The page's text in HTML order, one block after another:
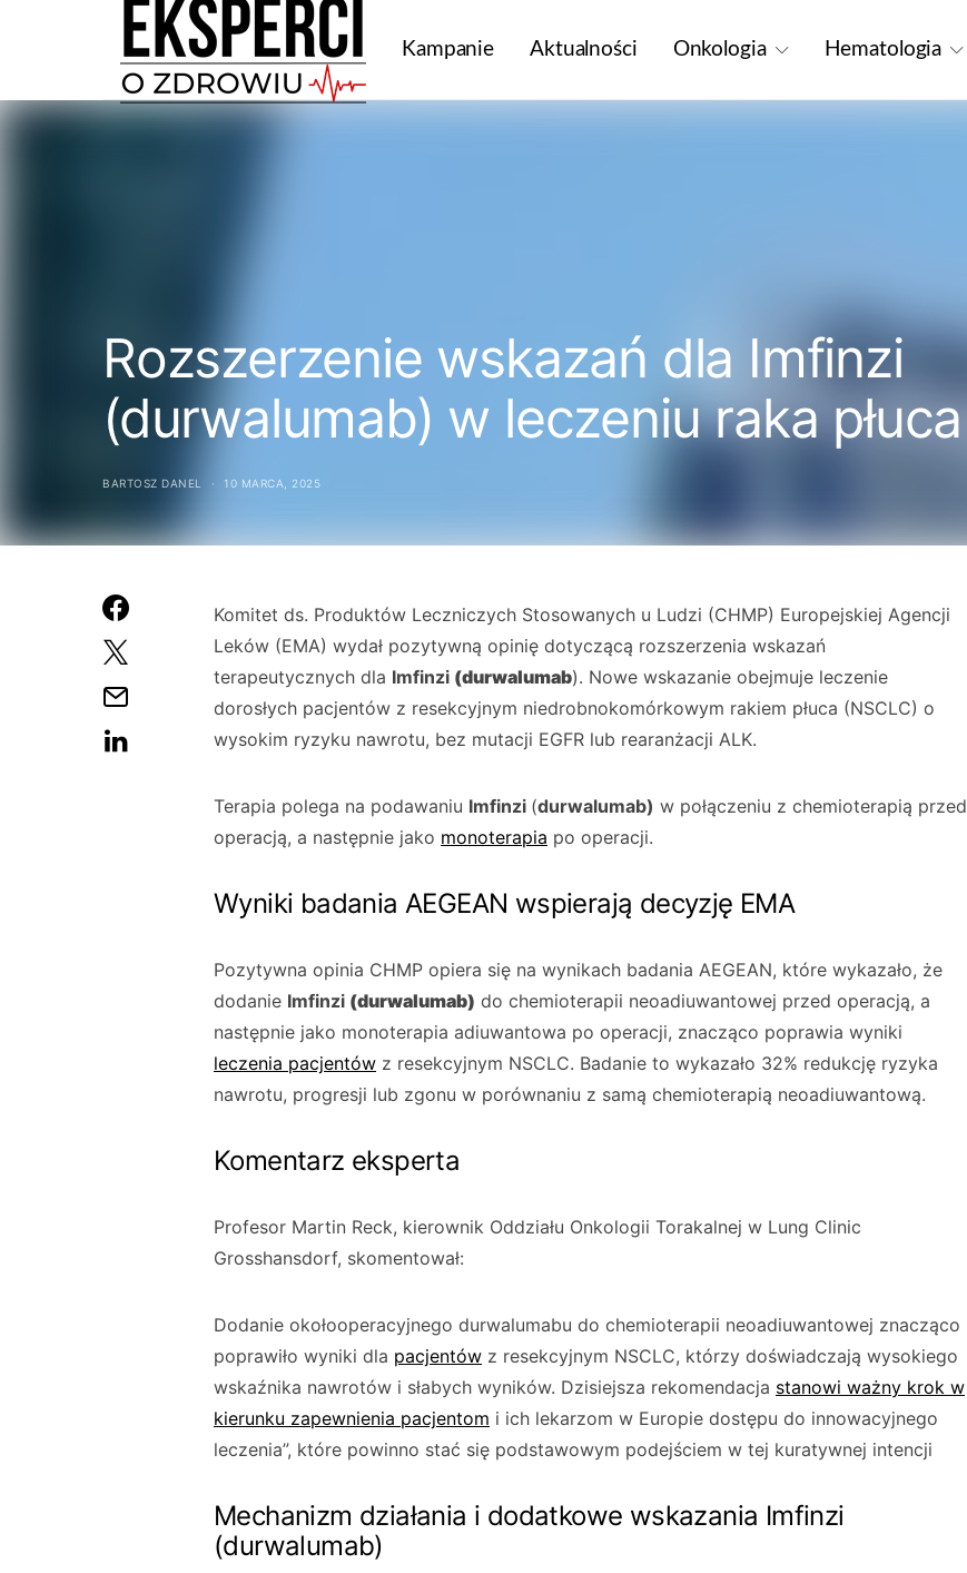
Kampanie Aktualności Onkologia Hematologia
Rozszerzenie wskazań dla Imfinzi
(durwalumab) w leczeniu raka płuca
BARTOSZ DANEL 10 MARCA, 2025
Komitet ds. Produktów Leczniczych Stosowanych u Ludzi (CHMP) Europejskiej Agencji
Leków (EMA) wydał pozytywną opinię dotyczącą rozszerzenia wskazań
terapeutycznych dla Imfinzi (durwalumab). Nowe wskazanie obejmuje leczenie
dorosłych pacjentów z resekcyjnym niedrobnokomórkowym rakiem płuca (NSCLC) o
wysokim ryzyku nawrotu, bez mutacji EGFR lub rearanżacji ALK.
Terapia polega na podawaniu Imfinzi (durwalumab) w połączeniu z chemioterapią przed
operacją, a następnie jako monoterapia po operacji.
Wyniki badania AEGEAN wspierają decyzję EMA
Pozytywna opinia CHMP opiera się na wynikach badania AEGEAN, które wykazało, że
dodanie Imfinzi (durwalumab) do chemioterapii neoadiuwantowej przed operacją, a
następnie jako monoterapia adiuwantowa po operacji, znacząco poprawia wyniki
leczenia pacjentów z resekcyjnym NSCLC. Badanie to wykazało 32% redukcję ryzyka
nawrotu, progresji lub zgonu w porównaniu z samą chemioterapią neoadiuwantową.
Komentarz eksperta
Profesor Martin Reck, kierownik Oddziału Onkologii Torakalnej w Lung Clinic
Grosshansdorf, skomentował:
Dodanie okołooperacyjnego durwalumabu do chemioterapii neoadiuwantowej znacząco
poprawiło wyniki dla pacjentów z resekcyjnym NSCLC, którzy doświadczają wysokiego
wskaźnika nawrotów i słabych wyników. Dzisiejsza rekomendacja stanowi ważny krok w
kierunku zapewnienia pacjentom i ich lekarzom w Europie dostępu do innowacyjnego
leczenia”, które powinno stać się podstawowym podejściem w tej kuratywnej intencji
Mechanizm działania i dodatkowe wskazania Imfinzi
(durwalumab)